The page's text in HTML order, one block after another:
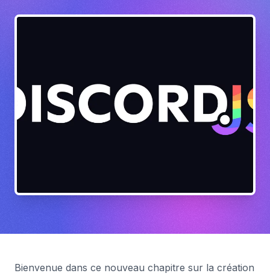
Bienvenue dans ce nouveau chapitre sur la création